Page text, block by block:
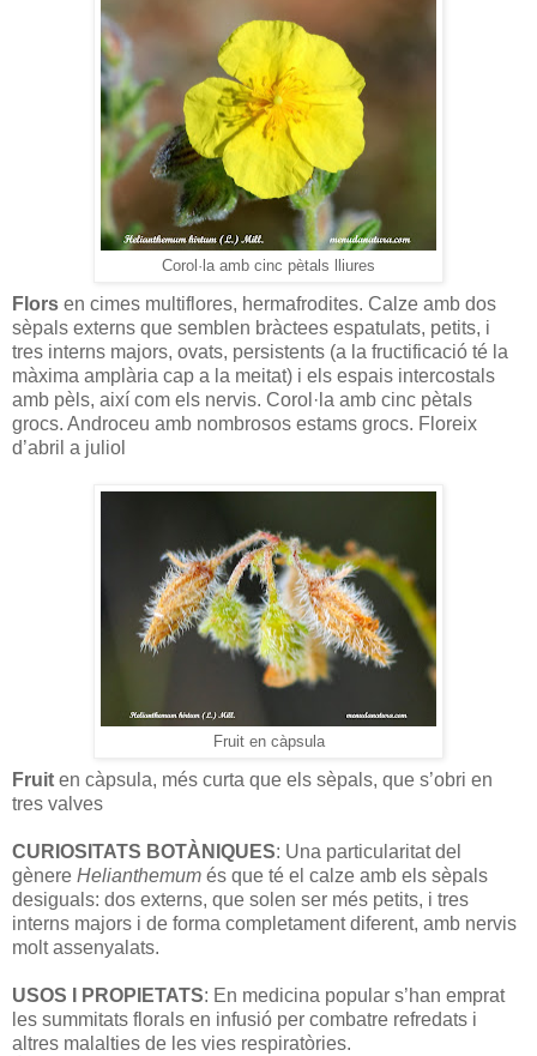
Corol·la amb cinc pètals lliures
Flors en cimes multiflores, hermafrodites. Calze amb dos
sèpals externs que semblen bràctees espatulats, petits, i
tres interns majors, ovats, persistents (a la fructificació té la
màxima amplària cap a la meitat) i els espais intercostals
amb pèls, així com els nervis. Corol·la amb cinc pètals
grocs. Androceu amb nombrosos estams grocs. Floreix
d’abril a juliol
Fruit en càpsula
Fruit en càpsula, més curta que els sèpals, que s’obri en
tres valves
CURIOSITATS BOTÀNIQUES: Una particularitat del
gènere Helianthemum és que té el calze amb els sèpals
desiguals: dos externs, que solen ser més petits, i tres
interns majors i de forma completament diferent, amb nervis
molt assenyalats.
USOS I PROPIETATS: En medicina popular s’han emprat
les summitats florals en infusió per combatre refredats i
altres malalties de les vies respiratòries.